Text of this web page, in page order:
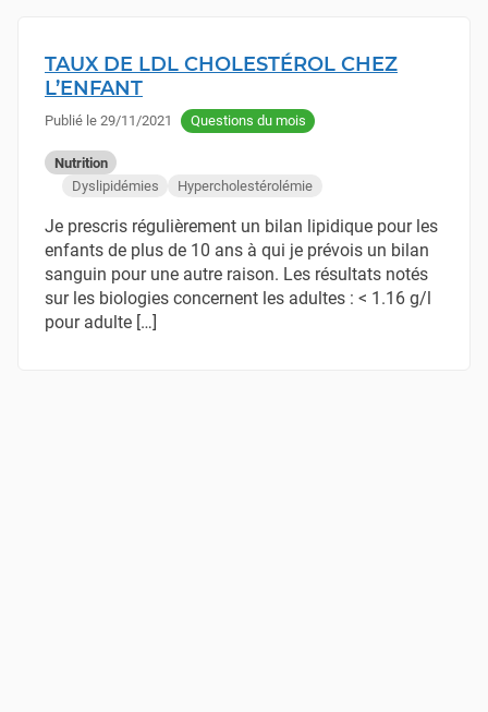
TAUX DE LDL CHOLESTÉROL CHEZ
L’ENFANT
Publié le 29/11/2021 Questions du mois
Nutrition
Dyslipidémies
Hypercholestérolémie
Je prescris régulièrement un bilan lipidique pour les
enfants de plus de 10 ans à qui je prévois un bilan
sanguin pour une autre raison. Les résultats notés
sur les biologies concernent les adultes : < 1.16 g/l
pour adulte […]